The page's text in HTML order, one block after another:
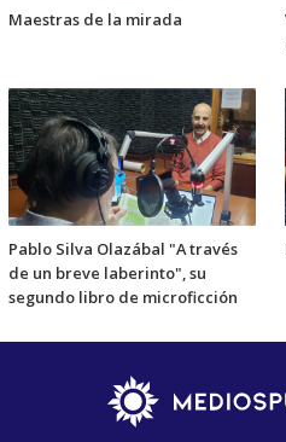
Maestras de la mirada
Pablo Silva Olazábal "A través
de un breve laberinto", su
segundo libro de microficción